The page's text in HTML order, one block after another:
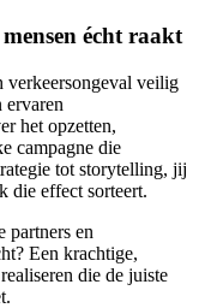
écht raakt
verkeersongeval veilig
ervaren
het opzetten,
campagne die
tot storytelling, jij
die effect sorteert.
partners en
Een krachtige,
die de juiste